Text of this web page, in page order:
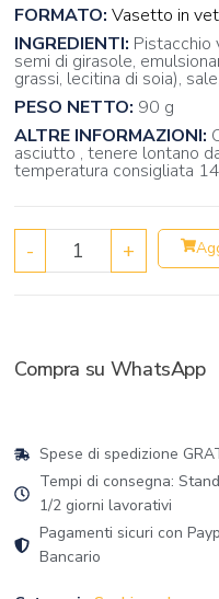
FORMATO:Vasetto in
INGREDIENTI: Pistacchio
semi di girasole,
grassi, lecitina di soia),
PESO NETTO: 90 g
ALTRE INFORMAZIONI:
asciutto , tenere lontano
temperatura consigliata
- +
Compra su WhatsApp
Spese di spedizione
Tempi di consegna:
1/2 giorni lavorativi
Pagamenti sicuri con
Bancario